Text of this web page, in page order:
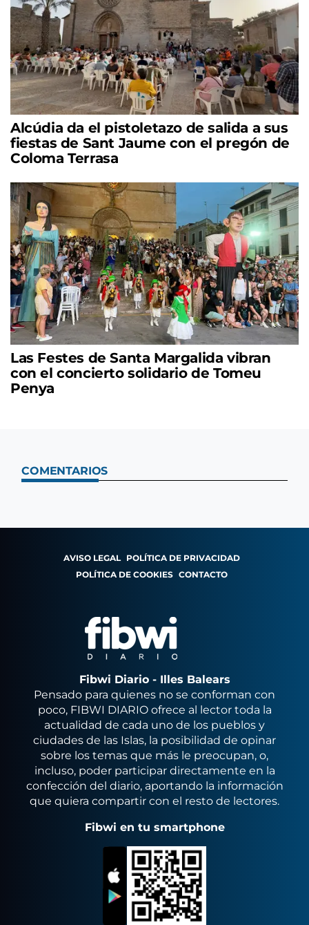
Alcúdia da el pistoletazo de salida a sus
fiestas de Sant Jaume con el pregón de
Coloma Terrasa
Las Festes de Santa Margalida vibran
con el concierto solidario de Tomeu
Penya
COMENTARIOS
AVISO LEGAL POLÍTICA DE PRIVACIDAD
POLÍTICA DE COOKIES CONTACTO
Fibwi Diario - Illes Balears
Pensado para quienes no se conforman con
poco, FIBWI DIARIO ofrece al lector toda la
actualidad de cada uno de los pueblos y
ciudades de las Islas, la posibilidad de opinar
sobre los temas que más le preocupan, o,
incluso, poder participar directamente en la
confección del diario, aportando la información
que quiera compartir con el resto de lectores.
Fibwi en tu smartphone